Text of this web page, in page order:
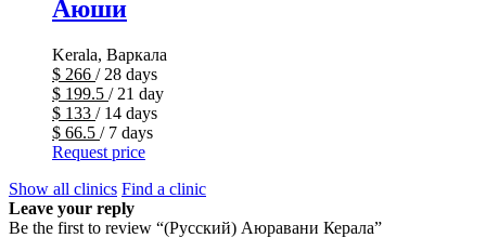
Аюши
Kerala, Варкала
$ 266 / 28 days
$ 199.5 / 21 day
$ 133 / 14 days
$ 66.5 / 7 days
Request price
Show all clinics Find a clinic
Leave your reply
Be the first to review “(Русский) Аюравани Керала”